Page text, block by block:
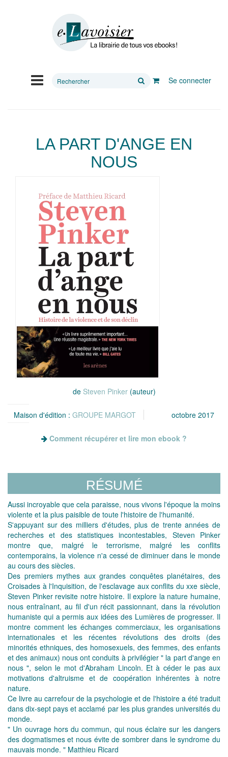
Rechercher
Se connecter
LA PART D'ANGE EN
NOUS
de Steven Pinker(auteur)
Maison d'édition : GROUPE MARGOT octobre 2017
Comment récupérer et lire mon ebook ?
RÉSUMÉ
Aussi incroyable que cela paraisse, nous vivons l'époque la moins
violente et la plus paisible de toute l'histoire de l'humanité.
S'appuyant sur des milliers d'études, plus de trente années de
recherches et des statistiques incontestables, Steven Pinker
montre que, malgré le terrorisme, malgré les conflits
contemporains, la violence n'a cessé de diminuer dans le monde
au cours des siècles.
Des premiers mythes aux grandes conquêtes planétaires, des
Croisades à l'Inquisition, de l'esclavage aux conflits du xxe siècle,
Steven Pinker revisite notre histoire. Il explore la nature humaine,
nous entraînant, au fil d'un récit passionnant, dans la révolution
humaniste qui a permis aux idées des Lumières de progresser. Il
montre comment les échanges commerciaux, les organisations
internationales et les récentes révolutions des droits (des
minorités ethniques, des homosexuels, des femmes, des enfants
et des animaux) nous ont conduits à privilégier " la part d'ange en
nous ", selon le mot d'Abraham Lincoln. Et à céder le pas aux
motivations d'altruisme et de coopération inhérentes à notre
nature.
Ce livre au carrefour de la psychologie et de l'histoire a été traduit
dans dix-sept pays et acclamé par les plus grandes universités du
monde.
" Un ouvrage hors du commun, qui nous éclaire sur les dangers
des dogmatismes et nous évite de sombrer dans le syndrome du
mauvais monde. " Matthieu Ricard